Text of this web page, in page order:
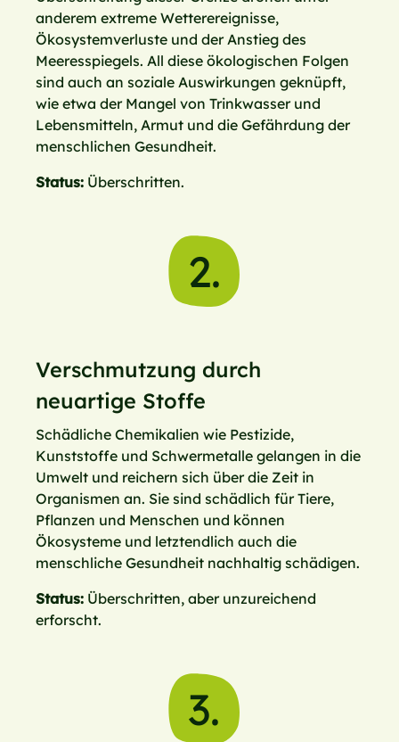
anderem extreme Wetterereignisse,
Ökosystemverluste und der Anstieg des
Meeresspiegels. All diese ökologischen Folgen
sind auch an soziale Auswirkungen geknüpft,
wie etwa der Mangel von Trinkwasser und
Lebensmitteln, Armut und die Gefährdung der
menschlichen Gesundheit.
Status: Überschritten.
2.
Verschmutzung durch
neuartige Stoffe
Schädliche Chemikalien wie Pestizide,
Kunststoffe und Schwermetalle gelangen in die
Umwelt und reichern sich über die Zeit in
Organismen an. Sie sind schädlich für Tiere,
Pflanzen und Menschen und können
Ökosysteme und letztendlich auch die
menschliche Gesundheit nachhaltig schädigen.
Status: Überschritten, aber unzureichend
erforscht.
3.